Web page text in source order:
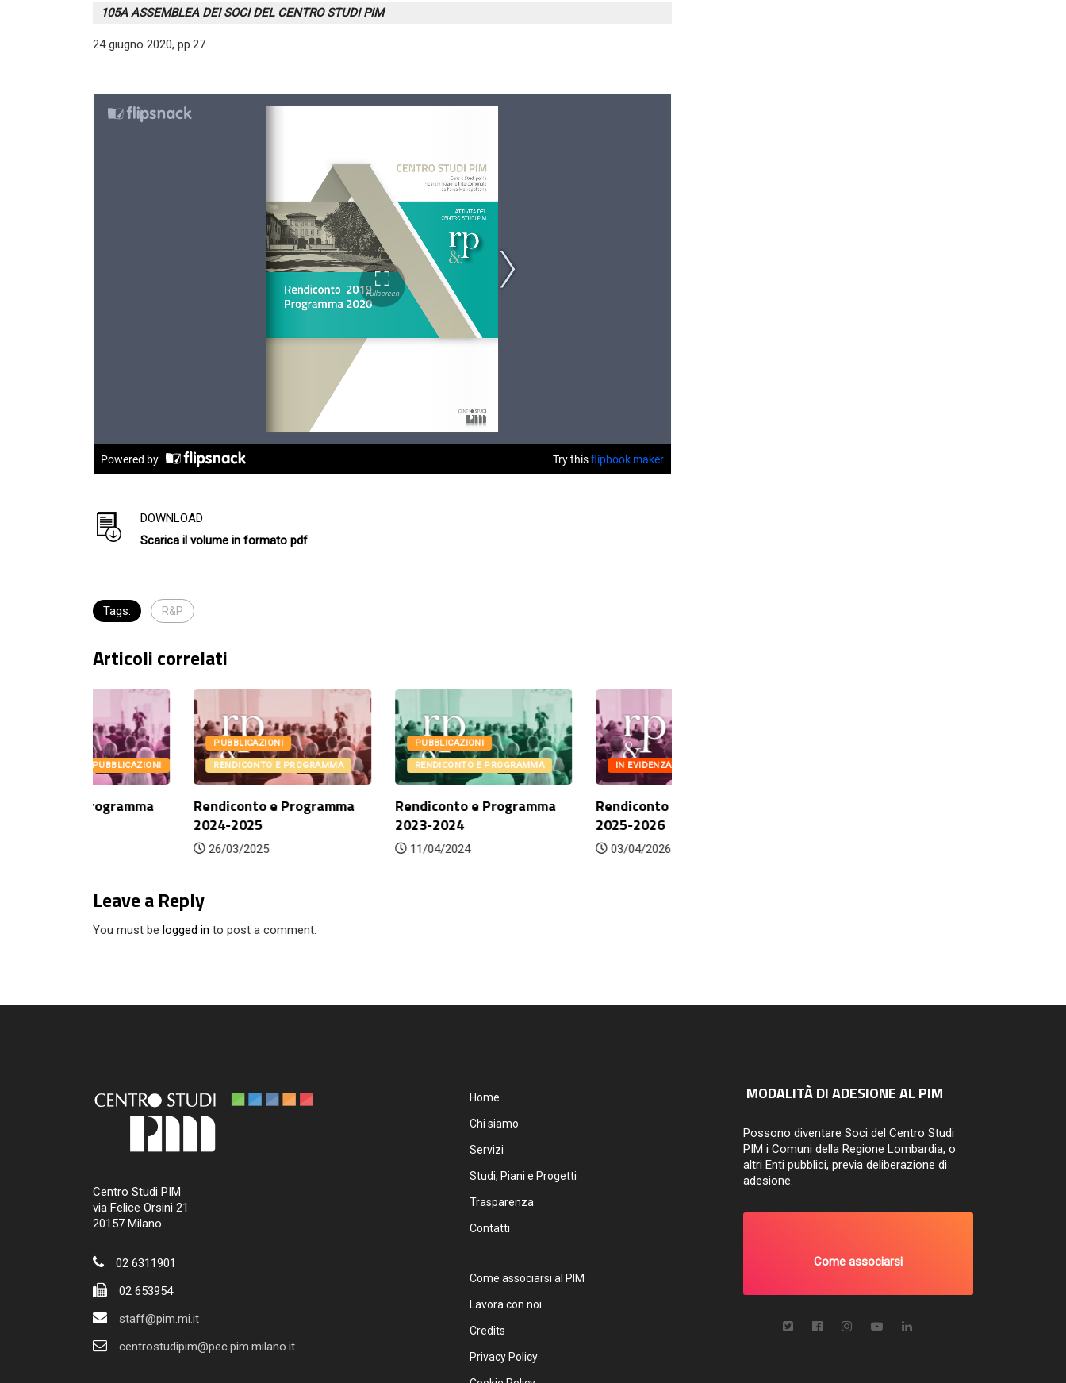
105A ASSEMBLEA DEI SOCI DEL CENTRO STUDI PIM
24 giugno 2020, pp.27
DOWNLOAD
Scarica il volume in formato pdf
Tags: R&P
Articoli correlati
PUBBLICAZIONI
RENDICONTO E PROGRAMMA
Rendiconto e Programma
PUBBLICAZIONI
RENDICONTO E PROGRAMMA
Rendiconto e Programma
IN EVIDENZA PUBBLICAZIONI
Rendiconto e Programma
Leave a Reply
You must be logged in to post a comment.
Centro Studi PIM
via Felice Orsini 21
20157 Milano
02 6311901
02 653954
staff@pim.mi.it
centrostudipim@pec.pim.milano.it
Home
Chi siamo
Servizi
Studi, Piani e Progetti
Trasparenza
Contatti
Come associarsi al PIM
Lavora con noi
Credits
Privacy Policy
MODALITÀ DI ADESIONE AL PIM
Possono diventare Soci del Centro Studi
PIM i Comuni della Regione Lombardia, o
altri Enti pubblici, previa deliberazione di
adesione.
Come associarsi